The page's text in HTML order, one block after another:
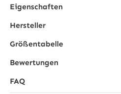
Eigenschaften
Hersteller
Größentabelle
Bewertungen
FAQ